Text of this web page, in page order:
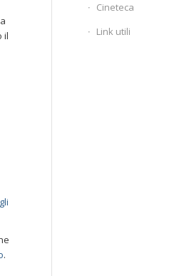
il
.
Cineteca
Link utili